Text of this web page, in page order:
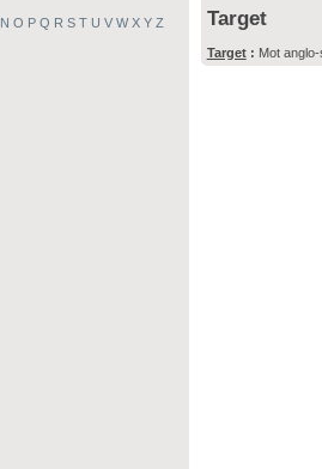
N O P Q R S T U V W X Y Z
Target
Target: Mot